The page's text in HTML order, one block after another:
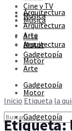
Arquitectura
Arte
Motor
Gadgetopía
Música
Arquitectura
Arte
Motor
Gadgetopía
Sin resultados
Ver todos los
Cine y TV
Música
Arquitectura
Arte
Motor
Gadgetopía
Inicio Etiqueta la
Etiqueta: